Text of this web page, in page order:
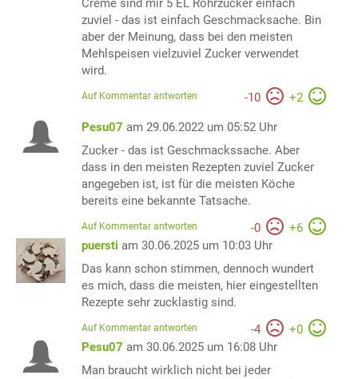
Creme sind mir 5 EL Rohrzucker einfach
zuviel - das ist einfach Geschmacksache. Bin
aber der Meinung, dass bei den meisten
Mehlspeisen vielzuviel Zucker verwendet
wird.
-10 +2
Auf Kommentar antworten
Pesu07 am 29.06.2022 um 05:52 Uhr
Zucker - das ist Geschmackssache. Aber
dass in den meisten Rezepten zuviel Zucker
angegeben ist, ist für die meisten Köche
bereits eine bekannte Tatsache.
-0 +6
Auf Kommentar antworten
puersti am 30.06.2025 um 10:03 Uhr
Das kann schon stimmen, dennoch wundert
es mich, dass die meisten, hier eingestellten
Rezepte sehr zucklastig sind.
-4 +0
Auf Kommentar antworten
Pesu07 am 30.06.2025 um 16:08 Uhr
Man braucht wirklich nicht bei jeder